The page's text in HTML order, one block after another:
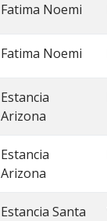
Fatima Noemi
Fatima Noemi
Estancia
Arizona
Estancia
Arizona
Estancia Santa